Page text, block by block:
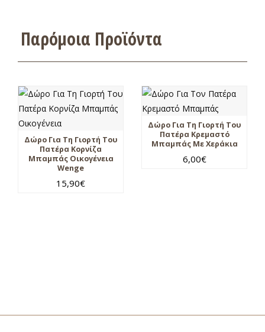
Παρόμοια Προϊόντα
Δώρο Για Τη Γιορτή Του
Πατέρα Κορνίζα
Μπαμπάς Οικογένεια
Wenge
15,90€
Δώρο Για Τη Γιορτή Του
Πατέρα Κρεμαστό
Μπαμπάς Με Χεράκια
6,00€